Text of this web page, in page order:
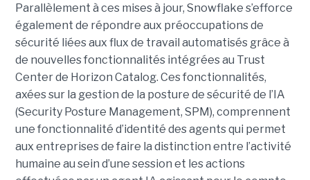
Parallèlement à ces mises à jour, Snowflake s’efforce
également de répondre aux préoccupations de
sécurité liées aux flux de travail automatisés grâce à
de nouvelles fonctionnalités intégrées au Trust
Center de Horizon Catalog. Ces fonctionnalités,
axées sur la gestion de la posture de sécurité de l’IA
(Security Posture Management, SPM), comprennent
une fonctionnalité d’identité des agents qui permet
aux entreprises de faire la distinction entre l’activité
humaine au sein d’une session et les actions